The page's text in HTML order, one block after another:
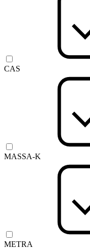
CAS
MASSA-K
METRA